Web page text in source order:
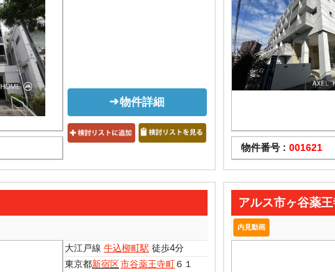
物件詳細
物件番号 : 001621
大江戸線 牛込柳町駅 徒歩4分
東京都新宿区市谷薬王寺町 ６１
アルス市ヶ谷薬
内見動画